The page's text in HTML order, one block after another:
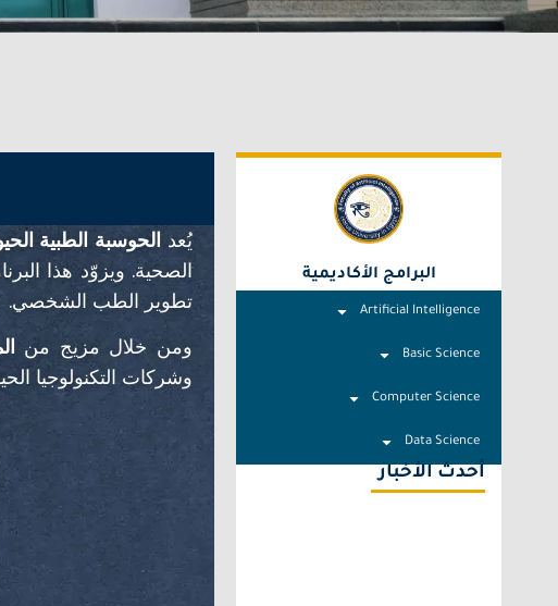
البرامج الأكاديمية
Artificial Intelligence
Basic Science
Computer Science
Data Science
أحدث الأخبار
يُعد الحوسبة الطبية
الصحية. ويزوّد هذا
تطوير الطب الشخصي.
ومن خلال مزيج من
وشركات التكنولوجيا